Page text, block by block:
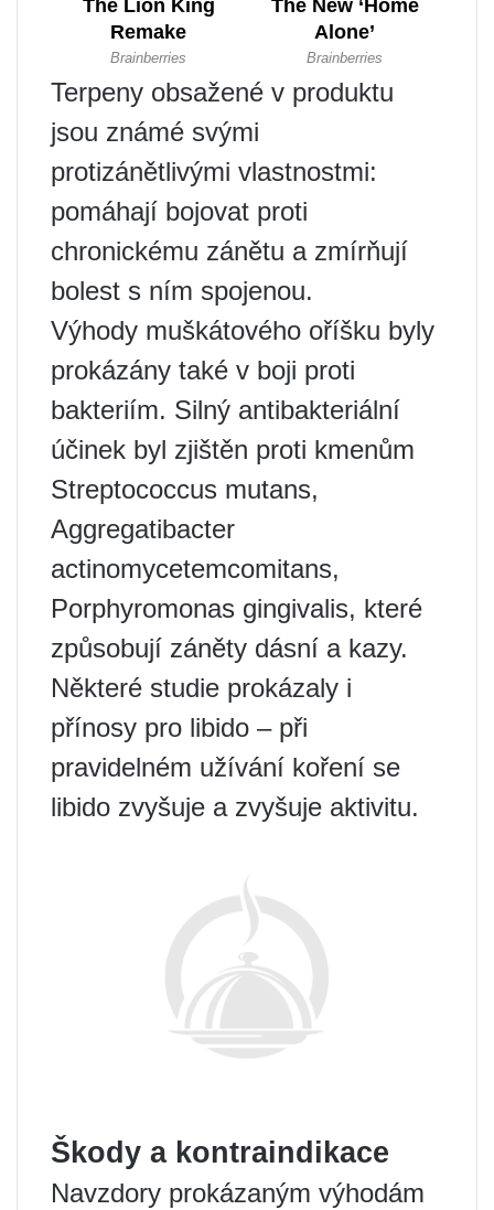
Terpeny obsažené v produktu
jsou známé svými
protizánětlivými vlastnostmi:
pomáhají bojovat proti
chronickému zánětu a zmírňují
bolest s ním spojenou.
Výhody muškátového oříšku byly
prokázány také v boji proti
bakteriím. Silný antibakteriální
účinek byl zjištěn proti kmenům
Streptococcus mutans,
Aggregatibacter
actinomycetemcomitans,
Porphyromonas gingivalis, které
způsobují záněty dásní a kazy.
Některé studie prokázaly i
přínosy pro libido – při
pravidelném užívání koření se
libido zvyšuje a zvyšuje aktivitu.
Škody a kontraindikace
Navzdory prokázaným výhodám